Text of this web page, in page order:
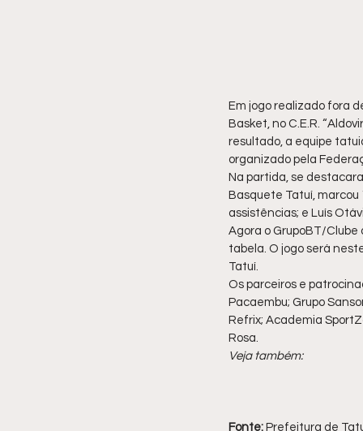
Em jogo realizado fora
Basket, no C.E.R.
resultado, a equipe
organizado pela
Na partida, se
Basquete Tatuí, marcou
assistências; e Luís
Agora o GrupoBT/
tabela. O jogo será
Tatuí.
Os parceiros e
Pacaembu; Grupo
Refrix; Academia
Rosa.
Veja também:
Fonte: Prefeitura de